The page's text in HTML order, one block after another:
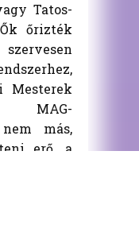
Tatos-
őrizték
Mesterek
MAG-
más,
erő, a